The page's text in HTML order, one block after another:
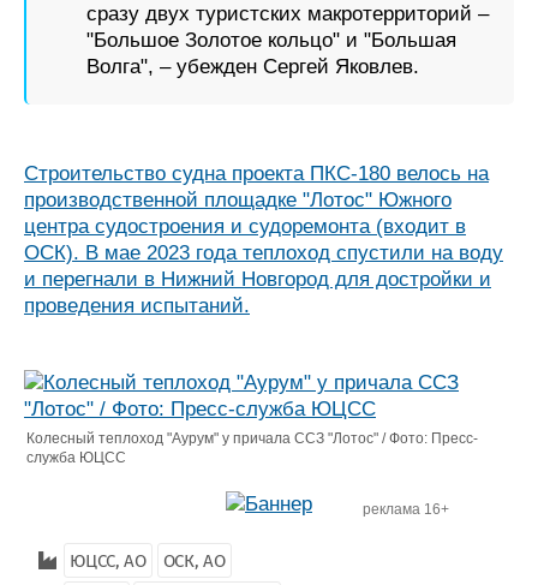
сразу двух туристских макротерриторий –
"Большое Золотое кольцо" и "Большая
Волга", – убежден Сергей Яковлев.
Строительство судна проекта ПКС-180 велось на
производственной площадке "Лотос" Южного
центра судостроения и судоремонта (входит в
ОСК). В мае 2023 года теплоход спустили на воду
и перегнали в Нижний Новгород для достройки и
проведения испытаний.
Колесный теплоход "Аурум" у причала ССЗ "Лотос" / Фото: Пресс-
служба ЮЦСС
реклама 16+
ЮЦСС, АО
ОСК, АО